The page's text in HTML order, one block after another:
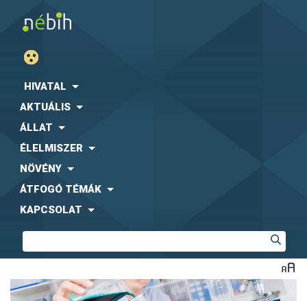
HIVATAL
AKTUÁLIS
ÁLLAT
ÉLELMISZER
NÖVÉNY
ÁTFOGÓ TÉMÁK
KAPCSOLAT